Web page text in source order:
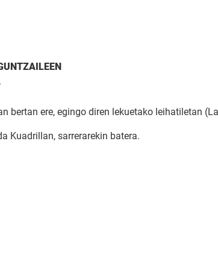
bertan ere, egingo diren lekuetako leihatiletan
Kuadrillan, sarrerarekin batera.